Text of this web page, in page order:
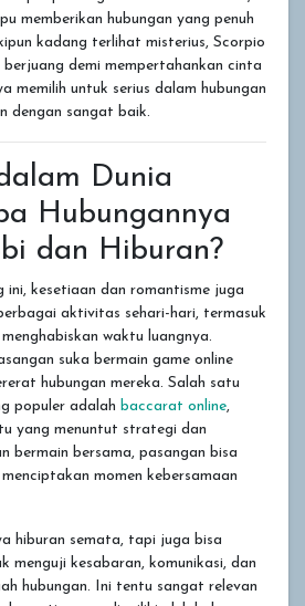
memberikan hubungan yang penuh
kadang terlihat misterius, Scorpio
demi mempertahankan cinta
memilih untuk serius dalam hubungan
dengan sangat baik.
Dunia
Hubungannya
dan Hiburan?
ini, kesetiaan dan romantisme juga
aktivitas sehari-hari, termasuk
waktu luangnya.
suka bermain game online
hubungan mereka. Salah satu
populer adalah baccarat online,
yang menuntut strategi dan
bermain bersama, pasangan bisa
momen kebersamaan
hiburan semata, tapi juga bisa
menguji kesabaran, komunikasi, dan
hubungan. Ini tentu sangat relevan